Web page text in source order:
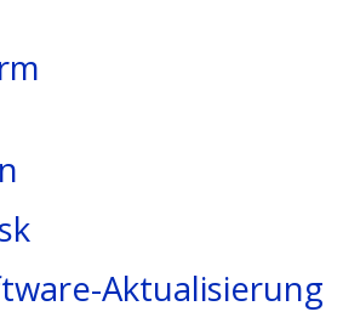
Aktualisierung